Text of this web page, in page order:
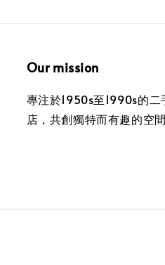
Our mission
專注於1950s至1990s的二
店，共創獨特而有趣的空間